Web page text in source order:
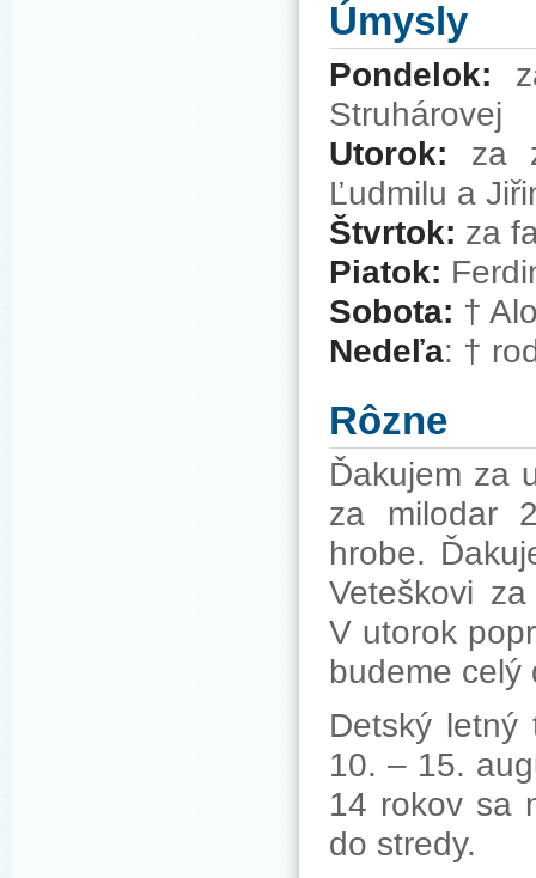
Úmysly
Pondelok:
Struhárovej
Utorok: za
Ľudmilu a
Štvrtok: za
Piatok:
Sobota: †
Nedeľa: †
Rôzne
Ďakujem za
za milodar
hrobe.
Veteškovi
V utorok
budeme celý
Detský
10. – 15.
14 rokov sa
do stredy.